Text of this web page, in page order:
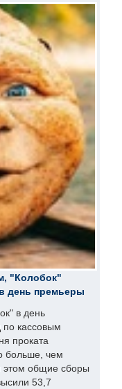
"Колобок"
день премьеры
в день
по кассовым
проката
больше, чем
этом общие сборы
53,7